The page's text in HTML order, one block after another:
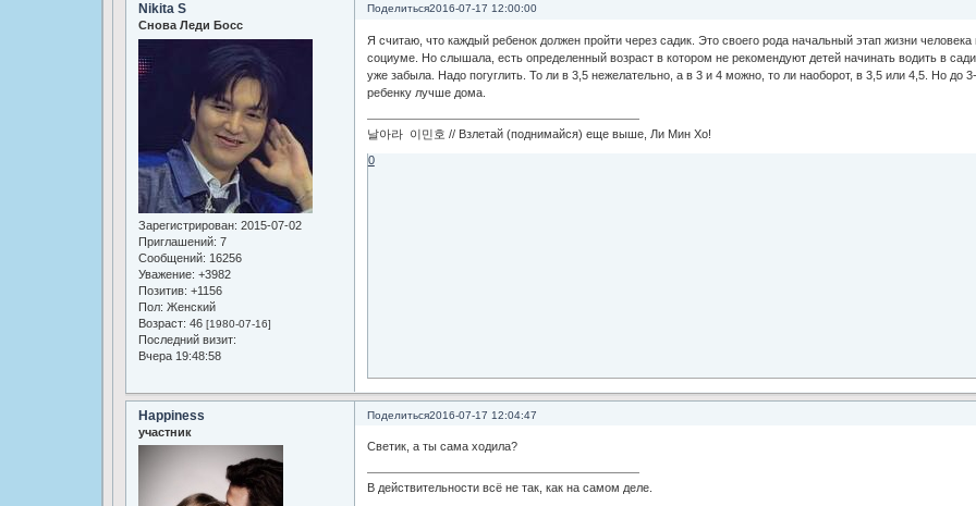
Поделиться2016-07-17 12:00:00
Nikita S
Снова Леди Босс
Зарегистрирован: 2015-07-02
Приглашений: 7
Сообщений: 16256
Уважение: +3982
Позитив: +1156
Пол: Женский
Возраст: 46 [1980-07-16]
Последний визит:
Вчера 19:48:58
Я считаю, что каждый ребенок должен пройти через садик. Это своего рода начальный этап жизни человека
социуме. Но слышала, есть определенный возраст в котором не рекомендуют детей начинать водить в
уже забыла. Надо погуглить. То ли в 3,5 нежелательно, а в 3 и 4 можно, то ли наоборот, в 3,5 или 4,5. Но до
ребенку лучше дома.
날아라 이민호 // Взлетай (поднимайся) еще выше, Ли Мин Хо!
0
Поделиться2016-07-17 12:04:47
Happiness
участник
Светик, а ты сама ходила?
В действительности всё не так, как на самом деле.